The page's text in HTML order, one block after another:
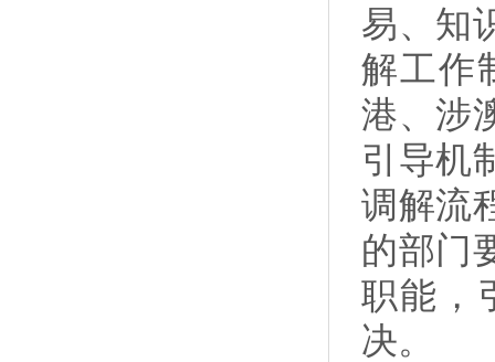
易、知
解工作
港、涉
引导机
调解流
的部门
职能，
决。